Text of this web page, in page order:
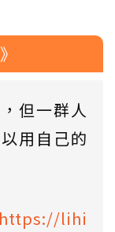
但一群人
用自己的
https://lihi